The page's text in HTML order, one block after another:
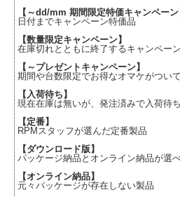
【～dd/mm 期間限定特価キャンペーン
日付までキャンペーン特価品
【数量限定キャンペーン】
在庫切れとともに終了するキャンペー
【～プレゼントキャンペーン】
期間や台数限定でお得なオマケがつい
【入荷待ち】
現在在庫は無いが、発注済みで入荷待
【定番】
RPMスタッフが選んだ定番製品
【ダウンロード版】
パッケージ納品とオンライン納品が選
【オンライン納品】
元々パッケージが存在しない製品